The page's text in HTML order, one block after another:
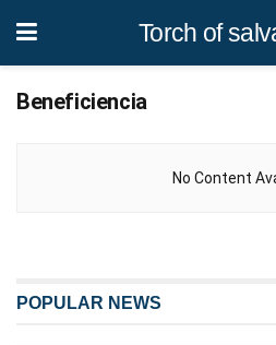
Torch of
Beneficiencia
No Content
POPULAR NEWS